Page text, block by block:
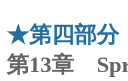
★第四部
第13章